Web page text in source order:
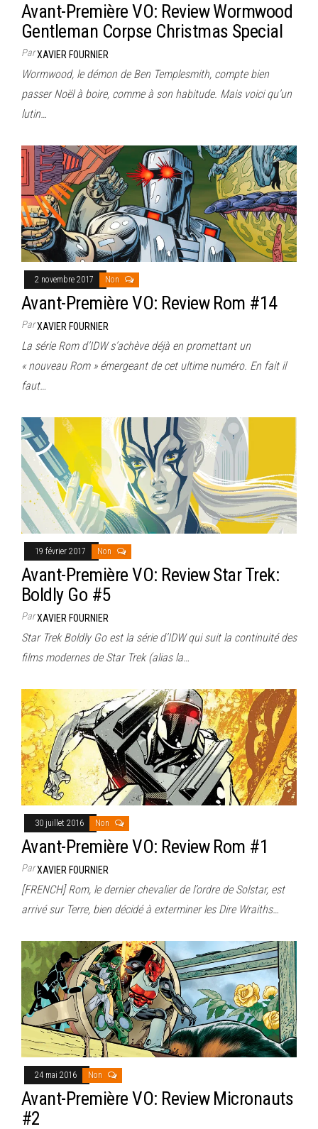
Avant-Première VO: Review Wormwood
Gentleman Corpse Christmas Special
ParXAVIER FOURNIER
Wormwood, le démon de Ben Templesmith, compte bien
passer Noël à boire, comme à son habitude. Mais voici qu’un
lutin…
2 novembre 2017 Non
Avant-Première VO: Review Rom #14
ParXAVIER FOURNIER
La série Rom d’IDW s’achève déjà en promettant un
« nouveau Rom » émergeant de cet ultime numéro. En fait il
faut…
19 février 2017 Non
Avant-Première VO: Review Star Trek:
Boldly Go #5
ParXAVIER FOURNIER
Star Trek Boldly Go est la série d’IDW qui suit la continuité des
films modernes de Star Trek (alias la…
30 juillet 2016 Non
Avant-Première VO: Review Rom #1
ParXAVIER FOURNIER
[FRENCH] Rom, le dernier chevalier de l’ordre de Solstar, est
arrivé sur Terre, bien décidé à exterminer les Dire Wraiths…
24 mai 2016 Non
Avant-Première VO: Review Micronauts
#2